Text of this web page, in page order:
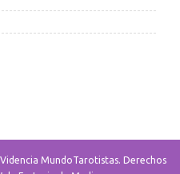
MundoTarotistas. Derechos